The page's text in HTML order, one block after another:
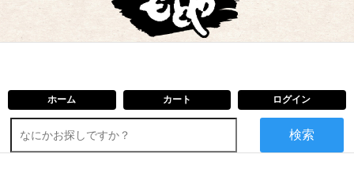
ホーム カート ログイン
検索